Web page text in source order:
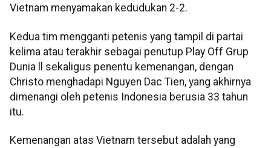
Vietnam menyamakan kedudukan 2-2.
Kedua tim mengganti petenis yang tampil di partai
kelima atau terakhir sebagai penutup Play Off Grup
Dunia ll sekaligus penentu kemenangan, dengan
Christo menghadapi Nguyen Dac Tien, yang akhirnya
dimenangi oleh petenis Indonesia berusia 33 tahun
itu.
Kemenangan atas Vietnam tersebut adalah yang